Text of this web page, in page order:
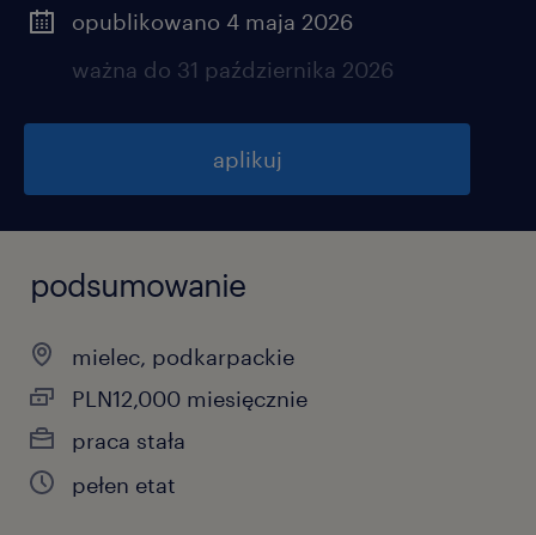
opublikowano 4 maja 2026
ważna do 31 października 2026
aplikuj
podsumowanie
mielec, podkarpackie
PLN12,000 miesięcznie
praca stała
pełen etat